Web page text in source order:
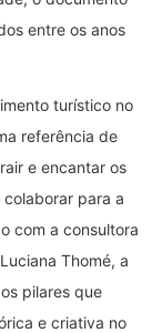
entre os anos
turístico no
referência de
e encantar os
para a
com a consultora
Thomé, a
pilares que
e criativa no